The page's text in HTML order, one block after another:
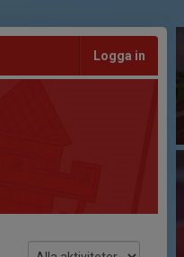
Logga in